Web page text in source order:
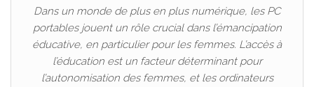
Dans un monde de plus en plus numérique, les PC
portables jouent un rôle crucial dans l’émancipation
éducative, en particulier pour les femmes. L’accès à
l’éducation est un facteur déterminant pour
l’autonomisation des femmes, et les ordinateurs